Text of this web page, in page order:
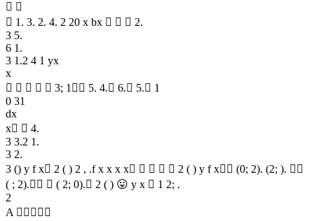
 
 1. 3. 2. 4. 2 20 x bx    2.
3 5.
6 1.
3 1.2 4 1 yx
x
     3; 1 5. 4. 6. 5. 1
0 31
dx
x  4.
3 3.2 1.
3 2.
3 () y f x 2 ( ) 2 , .f x x x x     2 ( ) y f x (0; 2). (2; ). 
( ; 2).  ( 2; 0). 2 ( ) 😛 y x  1 2; .
2
A 